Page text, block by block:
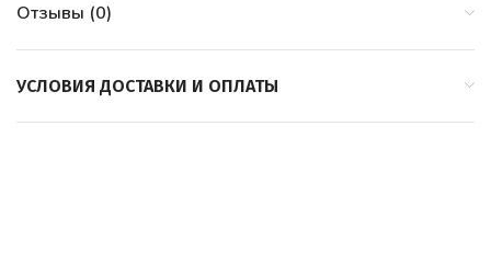
Отзывы (0)
УСЛОВИЯ ДОСТАВКИ И ОПЛАТЫ